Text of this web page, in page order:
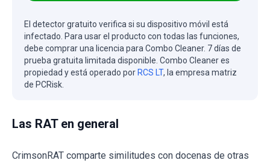
El detector gratuito verifica si su dispositivo móvil está
infectado. Para usar el producto con todas las funciones,
debe comprar una licencia para Combo Cleaner. 7 días de
prueba gratuita limitada disponible. Combo Cleaner es
propiedad y está operado por RCS LT, la empresa matriz
de PCRisk.
Las RAT en general
CrimsonRAT comparte similitudes con docenas de otras